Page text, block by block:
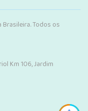
Todos os
Km 106, Jardim